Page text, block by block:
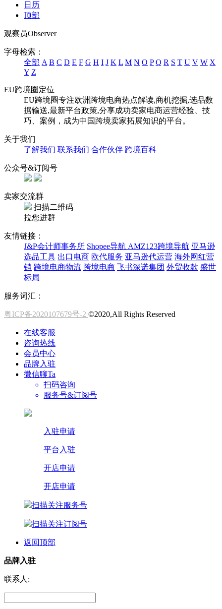
日历
顶部
观察员Observer
字母检索：
全部 A B C D E F G H I J K L M N O P Q R S T U V W X
Y Z
EU跨境圈定位
EU跨境圈专注欧洲跨境电商热点解读,商机挖掘,选品数
据输送,最新平台政策,分享成功卖家电商运营经验、技
巧、案例，成为中国跨境卖家拓展知识的平台。
关于我们
了解我们 联系我们 合作伙伴 跨境百科
公众号&订阅号
卖家交流群
扫描二维码
拉您进群
友情链接：
J&P会计师事务所 Shopee导航 AMZ123跨境导航 亚马逊
选品工具 出口电商 欧代服务 亚马逊代运营 海外网红营
销 跨境电商物流 跨境电商 飞书深诺集团 外贸收款 盛世
标局
服务词汇：
粤ICP备2020107679号-2 ©2020,All Rights Reserved
在线客服
咨询热线
会员中心
品牌入驻
微信聊Ta
扫码咨询
服务号&订阅号
入驻申请
平台入驻
开店申请
开店申请
扫描关注服务号
扫描关注订阅号
返回顶部
品牌入驻
联系人: